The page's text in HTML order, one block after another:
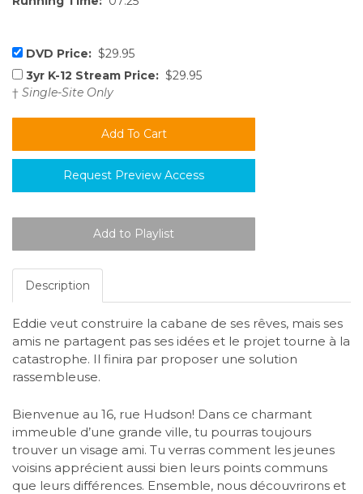
DVD Price: $29.95
3yr K-12 Stream Price: $29.95
† Single-Site Only
Request Preview Access
Description
Eddie veut construire la cabane de ses rêves, mais ses
amis ne partagent pas ses idées et le projet tourne à la
catastrophe. Il finira par proposer une solution
rassembleuse.
Bienvenue au 16, rue Hudson! Dans ce charmant
immeuble d’une grande ville, tu pourras toujours
trouver un visage ami. Tu verras comment les jeunes
voisins apprécient aussi bien leurs points communs
que leurs différences. Ensemble, nous découvrirons et